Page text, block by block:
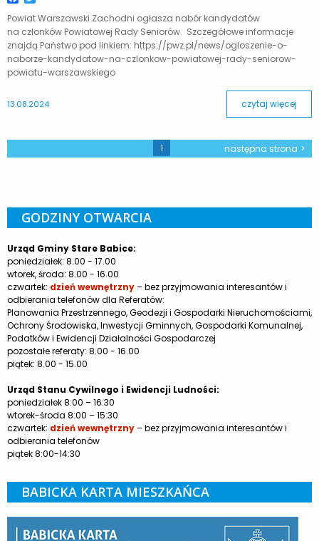
Powiat Warszawski Zachodni ogłasza nabór kandydatów
na członków Powiatowej Rady Seniorów. Szczegółowe informacje
znajdą Państwo pod linkiem: https://pwz.pl/news/ogloszenie-o-
naborze-kandydatow-na-czlonkow-powiatowej-rady-seniorow-
powiatu-warszawskiego
13.08.2024 czytaj więcej
1 następna strona
GODZINY OTWARCIA
Urząd Gminy Stare Babice:
poniedziałek: 8.00 - 17.00
wtorek, środa: 8.00 - 16.00
czwartek: dzień wewnętrzny– bez przyjmowania interesantów i
odbierania telefonów dla Referatów:
Planowania Przestrzennego, Geodezji i Gospodarki Nieruchomościami,
Ochrony Środowiska, Inwestycji Gminnych, Gospodarki Komunalnej,
Podatków i Ewidencji Działalności Gospodarczej
pozostałe referaty: 8.00 - 16.00
piątek: 8.00 - 15.00
Urząd Stanu Cywilnego i Ewidencji Ludności:
poniedziałek 8:00 – 16:30
wtorek-środa 8:00 – 15:30
czwartek: dzień wewnętrzny– bez przyjmowania interesantów i
odbierania telefonów
piątek 8:00-14:30
BABICKA KARTA MIESZKAŃCA